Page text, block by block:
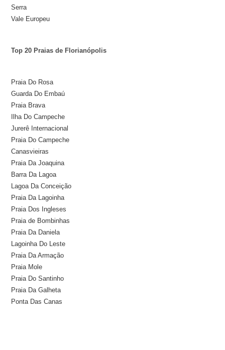
Serra
Vale Europeu
Top 20 Praias de Florianópolis
Praia Do Rosa
Guarda Do Embaú
Praia Brava
Ilha Do Campeche
Jurerê Internacional
Praia Do Campeche
Canasvieiras
Praia Da Joaquina
Barra Da Lagoa
Lagoa Da Conceição
Praia Da Lagoinha
Praia Dos Ingleses
Praia de Bombinhas
Praia Da Daniela
Lagoinha Do Leste
Praia Da Armação
Praia Mole
Praia Do Santinho
Praia Da Galheta
Ponta Das Canas